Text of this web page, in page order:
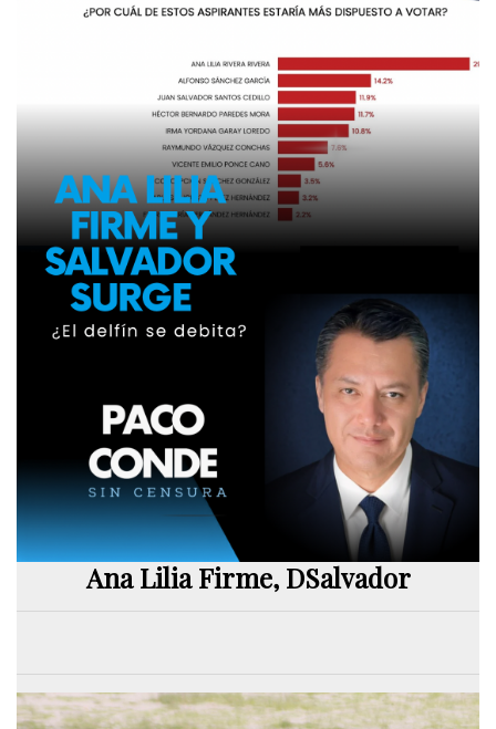
Ana Lilia Firme, DSalvador